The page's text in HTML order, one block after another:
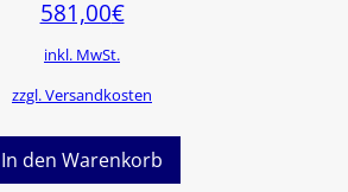
581,00€
inkl. MwSt.
zzgl. Versandkosten
In den Warenkorb